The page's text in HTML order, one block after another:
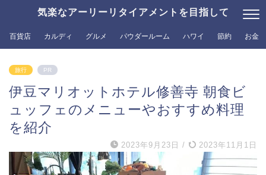
気楽なアーリーリタイアメントを目指して
百貨店 カルディ グルメ パウダールーム ハワイ 節約 お金
旅行 PR
伊豆マリオットホテル修善寺 朝食ビ
ュッフェのメニューやおすすめ料理
を紹介
2023年9月23日 / 2023年11月1日